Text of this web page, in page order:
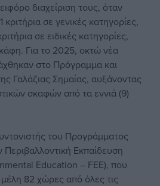
διαχείριση τους, όταν
σε γενικές κατηγορίες,
σε ειδικές κατηγορίες,
Για το 2025, οκτώ νέα
στο Πρόγραμμα και
Γαλάζιας Σημαίας, αυξάνοντας
σκαφών από τα εννιά (9)
του Προγράμματος
Περιβαλλοντική Εκπαίδευση
Education – FEE), που
82 χώρες από όλες τις